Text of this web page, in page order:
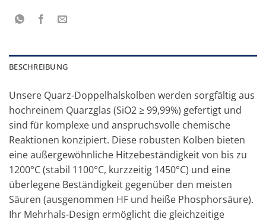
BESCHREIBUNG
Unsere Quarz-Doppelhalskolben werden sorgfältig aus
hochreinem Quarzglas (SiO2 ≥ 99,99%) gefertigt und
sind für komplexe und anspruchsvolle chemische
Reaktionen konzipiert. Diese robusten Kolben bieten
eine außergewöhnliche Hitzebeständigkeit von bis zu
1200°C (stabil 1100°C, kurzzeitig 1450°C) und eine
überlegene Beständigkeit gegenüber den meisten
Säuren (ausgenommen HF und heiße Phosphorsäure).
Ihr Mehrhals-Design ermöglicht die gleichzeitige